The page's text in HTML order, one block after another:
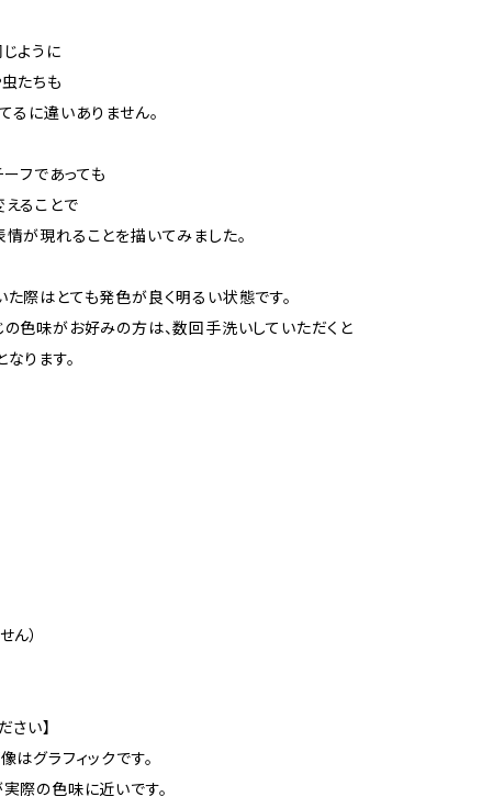
ように
たちも
るに違いありません。
フであっても
ることで
が現れることを描いてみました。
際はとても発色が良く明るい状態です。
色味がお好みの方は、数回手洗いしていただくと
ります。
ん）
さい】
はグラフィックです。
際の色味に近いです。